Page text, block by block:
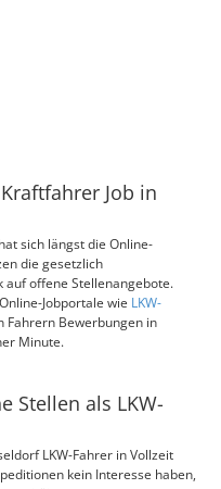
Job in
sich längst die Online-
die gesetzlich
auf offene Stellenangebote.
Jobportale wie LKW-
Fahrern Bewerbungen in
Minute.
Stellen als LKW-
LKW-Fahrer in Vollzeit
kein Interesse haben,